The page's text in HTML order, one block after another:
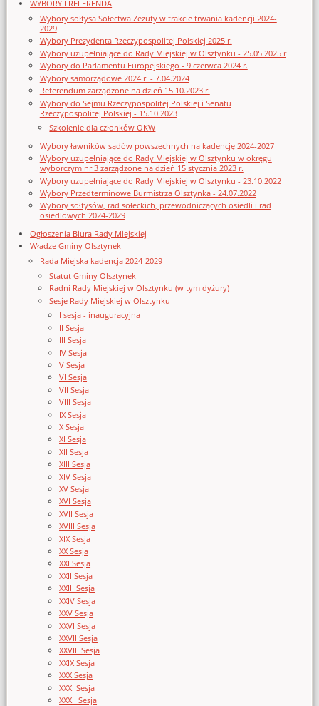
WYBORY I REFERENDA
Wybory sołtysa Sołectwa Zezuty w trakcie trwania kadencji 2024-
2029
Wybory Prezydenta Rzeczypospolitej Polskiej 2025 r.
Wybory uzupełniające do Rady Miejskiej w Olsztynku - 25.05.2025 r
Wybory do Parlamentu Europejskiego - 9 czerwca 2024 r.
Wybory samorządowe 2024 r. - 7.04.2024
Referendum zarządzone na dzień 15.10.2023 r.
Wybory do Sejmu Rzeczypospolitej Polskiej i Senatu
Rzeczypospolitej Polskiej - 15.10.2023
Szkolenie dla członków OKW
Wybory ławników sądów powszechnych na kadencję 2024-2027
Wybory uzupełniające do Rady Miejskiej w Olsztynku w okręgu
wyborczym nr 3 zarządzone na dzień 15 stycznia 2023 r.
Wybory uzupełniające do Rady Miejskiej w Olsztynku - 23.10.2022
Wybory Przedterminowe Burmistrza Olsztynka - 24.07.2022
Wybory sołtysów, rad sołeckich, przewodniczących osiedli i rad
osiedlowych 2024-2029
Ogłoszenia Biura Rady Miejskiej
Władze Gminy Olsztynek
Rada Miejska kadencja 2024-2029
Statut Gminy Olsztynek
Radni Rady Miejskiej w Olsztynku (w tym dyżury)
Sesje Rady Miejskiej w Olsztynku
I sesja - inauguracyjna
II Sesja
III Sesja
IV Sesja
V Sesja
VI Sesja
VII Sesja
VIII Sesja
IX Sesja
X Sesja
XI Sesja
XII Sesja
XIII Sesja
XIV Sesja
XV Sesja
XVI Sesja
XVII Sesja
XVIII Sesja
XIX Sesja
XX Sesja
XXI Sesja
XXII Sesja
XXIII Sesja
XXIV Sesja
XXV Sesja
XXVI Sesja
XXVII Sesja
XXVIII Sesja
XXIX Sesja
XXX Sesja
XXXI Sesja
XXXII Sesja